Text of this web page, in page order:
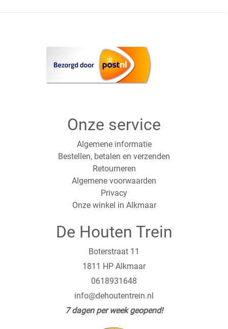
Onze service
Algemene informatie
Bestellen, betalen en verzenden
Retourneren
Algemene voorwaarden
Privacy
Onze winkel in Alkmaar
De Houten Trein
Boterstraat 11
1811 HP Alkmaar
0618931648
info@dehoutentrein.nl
7 dagen per week geopend!